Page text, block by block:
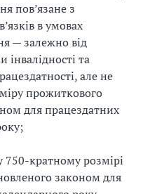
пов’язане з
в умовах
— залежно від
інвалідності та
але не
прожиткового
для працездатних
750-кратному розмірі
законом для